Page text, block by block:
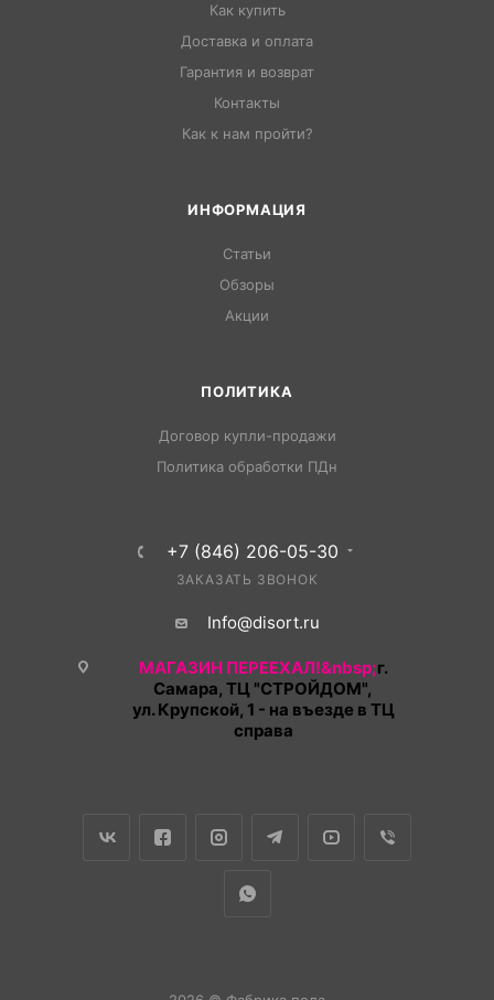
Как купить
Доставка и оплата
Гарантия и возврат
Контакты
Как к нам пройти?
ИНФОРМАЦИЯ
Статьи
Обзоры
Акции
ПОЛИТИКА
Договор купли-продажи
Политика обработки ПДн
+7 (846) 206-05-30
ЗАКАЗАТЬ ЗВОНОК
Info@disort.ru
МАГАЗИН ПЕРЕЕХАЛ!&nbsp;г.
Самара, ТЦ "СТРОЙДОМ",
ул. Крупской, 1 - на въезде в ТЦ
справа